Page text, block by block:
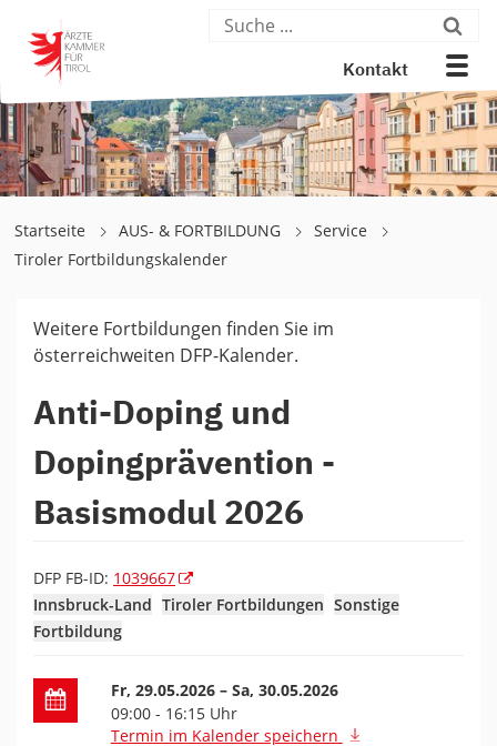
Kontakt
Startseite AUS- & FORTBILDUNG
Service
Tiroler Fortbildungskalender
Weitere Fortbildungen finden Sie im
österreichweiten DFP-Kalender.
Anti-Doping und
Dopingprävention -
Basismodul 2026
DFP FB-ID: 1039667
Innsbruck-Land Tiroler Fortbildungen Sonstige
Fortbildung
Datum der Fortbildung
Fr, 29.05.2026 – Sa, 30.05.2026
09:00 - 16:15 Uhr
Termin im Kalender speichern